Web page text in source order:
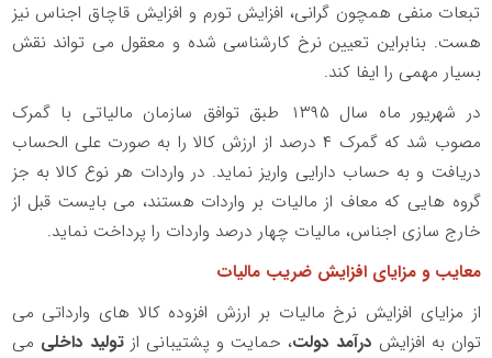
تبعات منفی همچون گرانی، افزایش تورم و افزایش قاچاق اجناس نیز
هست. بنابراین تعیین نرخ کارشناسی شده و معقول می تواند نقش
بسیار مهمی را ایفا کند.
در شهریور ماه سال ۱۳۹۵ طبق توافق سازمان مالیاتی با گمرک
مصوب شد که گمرک ۴ درصد از ارزش کالا را به صورت علی الحساب
دریافت و به حساب دارایی واریز نماید. در واردات هر نوع کالا به جز
گروه‌ هایی که معاف از مالیات بر واردات هستند، می بایست قبل از
خارج سازی اجناس، مالیات چهار درصد واردات را پرداخت نماید.
معایب و مزایای افزایش ضریب مالیات
از مزایای افزایش نرخ مالیات بر ارزش افزوده کالا های وارداتی می
توان به افزایش درآمد دولت، حمایت و پشتیبانی از تولید داخلی می